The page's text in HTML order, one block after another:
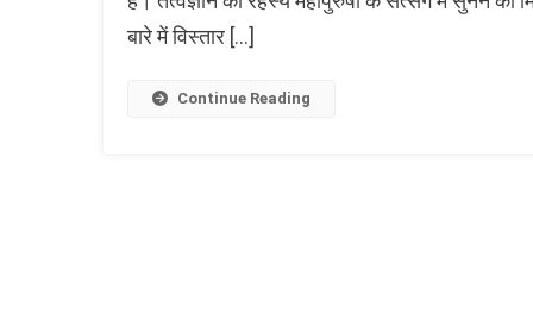
बारे में विस्तार […]
Continue Reading